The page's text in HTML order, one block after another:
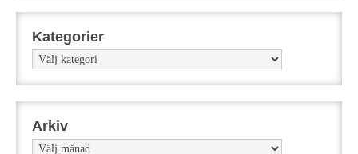
Kategorier
Kategorier
Arkiv
Arkiv